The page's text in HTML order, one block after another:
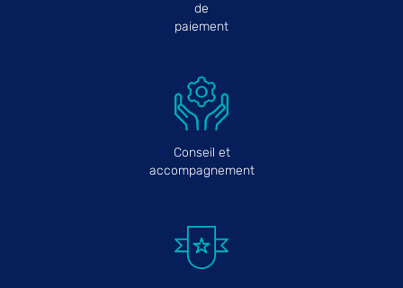
de
paiement
Conseil et
accompagnement